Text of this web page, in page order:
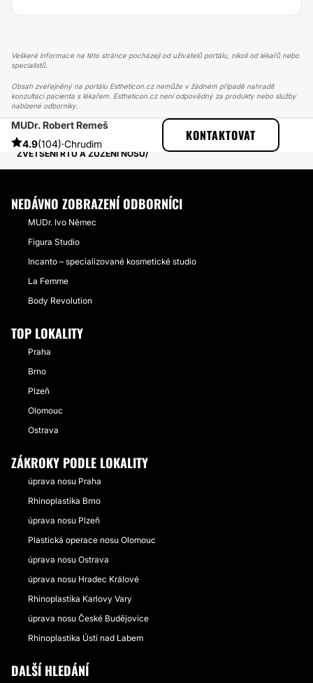
Veškeré informace na této stránce pocházejí od uživatelů portálu, nikoli od lékařů nebo
specialistů.
Obsah zveřejněný na portálu Estheticon.cz nemůže v žádném případě nahradit
konzultaci pacienta s lékařem. Estheticon.cz není odpovědný za produkty nebo služby
nabízené odborníky.
MUDr. Robert Remeš
4.9(104)·Chrudim
KONTAKTOVAT
ESTHETICON
PŘÍBĚHY
PŘÍBĚHY TÝKAJÍCÍ SE ZÁKROKU RHINOPLASTIKA
ZVĚTŠENÍ RTŮ A ZŮŽENÍ NOSU
NEDÁVNO ZOBRAZENÍ ODBORNÍCI
MUDr. Ivo Němec
Figura Studio
Incanto – specializované kosmetické studio
La Femme
Body Revolution
TOP LOKALITY
Praha
Brno
Plzeň
Olomouc
Ostrava
ZÁKROKY PODLE LOKALITY
úprava nosu Praha
Rhinoplastika Brno
úprava nosu Plzeň
Plastická operace nosu Olomouc
úprava nosu Ostrava
úprava nosu Hradec Králové
Rhinoplastika Karlovy Vary
úprava nosu České Budějovice
Rhinoplastika Ústí nad Labem
DALŠÍ HLEDÁNÍ